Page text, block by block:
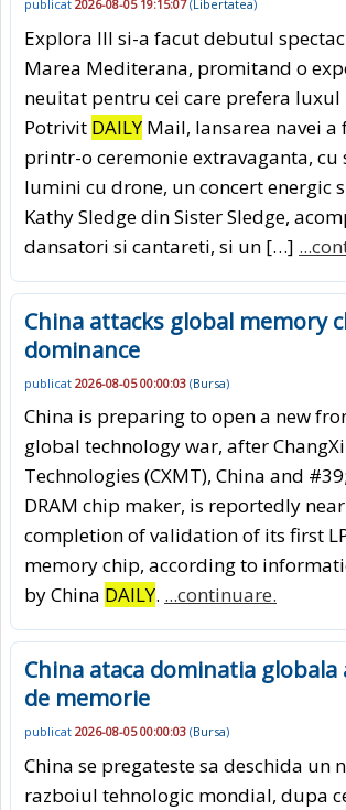
publicat 2026-08-05 19:15:07(Libertatea)
Explora III si-a facut debutul
Marea Mediterana, promitand o
neuitat pentru cei care prefera luxul
Potrivit DAILY Mail, lansarea navei a
printr-o ceremonie extravaganta, cu
lumini cu drone, un concert energic
Kathy Sledge din Sister Sledge,
dansatori si cantareti, si un […]
China attacks global memory
dominance
publicat 2026-08-05 00:00:03 (Bursa)
China is preparing to open a new
global technology war, after
Technologies (CXMT), China and
DRAM chip maker, is reportedly
completion of validation of its first
memory chip, according to
by China DAILY. ...continuare.
China ataca dominatia
de memorie
publicat 2026-08-05 00:00:03 (Bursa)
China se pregateste sa deschida un
razboiul tehnologic mondial, dupa